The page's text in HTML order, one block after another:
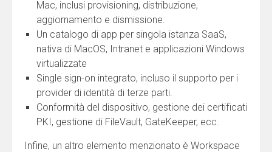
Mac, inclusi provisioning, distribuzione,
aggiornamento e dismissione.
Un catalogo di app per singola istanza SaaS,
nativa di MacOS, Intranet e applicazioni Windows
virtualizzate
Single sign-on integrato, incluso il supporto per i
provider di identità di terze parti.
Conformità del dispositivo, gestione dei certificati
PKI, gestione di FileVault, GateKeeper, ecc.
Infine, un altro elemento menzionato è Workspace